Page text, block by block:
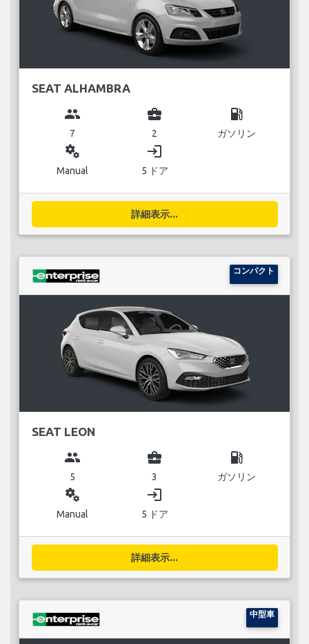
SEAT ALHAMBRA
group
7
business_center
2
local_gas_station
ガソリン
miscellaneous_services
Manual
login
5 ドア
詳細表示...
コンパクト
SEAT LEON
group
5
business_center
3
local_gas_station
ガソリン
miscellaneous_services
Manual
login
5 ドア
詳細表示...
中型車